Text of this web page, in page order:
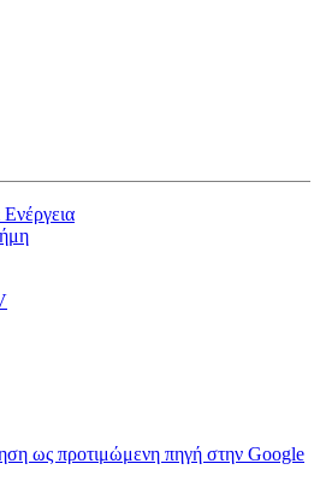
ως προτιμώμενη πηγή στην Google